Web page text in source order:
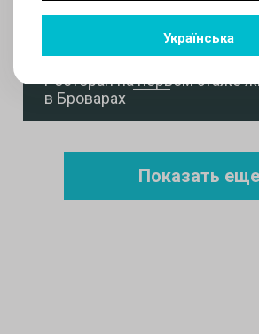
Українська
Ресторан на первом этаже
в Броварах
Показать еще